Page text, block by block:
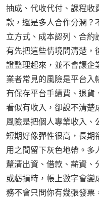
抽成、代收代付、課程收
款，還是多人合作分潤？
立方式、成本認列、合約
有先把這些情境問清楚，
證整理起來，並不會讓企
業者常見的風險是平台入
有保存平台手續費、退
看似有收入，卻說不清楚
風險是把個人專業收入、
短期好像彈性很高，長期
用之間留下灰色地帶。
釐清出資、借款、薪資
或虧損時，帳上數字會變
務不會只問你有幾張發票